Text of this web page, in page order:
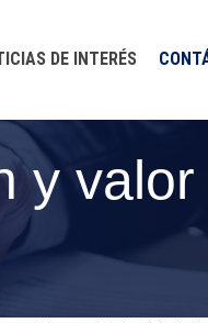
DE INTERÉS
y